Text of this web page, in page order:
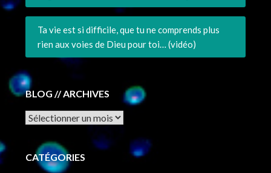
Ta vie est si difficile, que tu ne comprends plus
rien aux voies de Dieu pour toi… (vidéo)
BLOG // ARCHIVES
Archives
CATÉGORIES